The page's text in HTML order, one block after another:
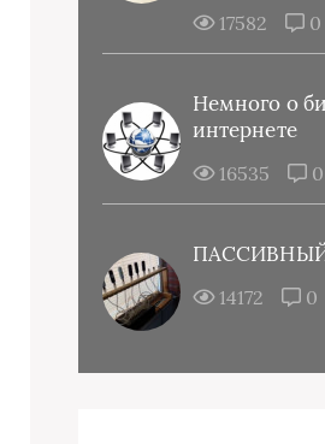
17582 0
Немного о
интернете
16535 0
14172 0